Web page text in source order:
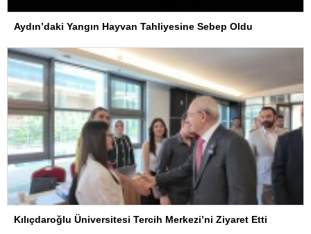
Aydın’daki Yangın Hayvan Tahliyesine Sebep Oldu
Kılıçdaroğlu Üniversitesi Tercih Merkezi’ni Ziyaret Etti